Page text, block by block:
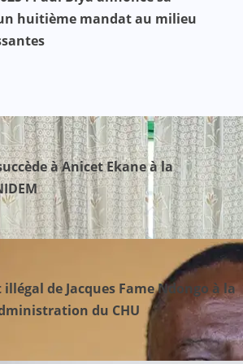
huitième mandat au milieu
à Anicet Ekane à la
de Jacques Fame Ndongo à la
du CHU